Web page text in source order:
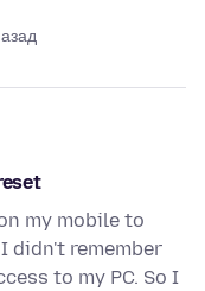
my mobile to
didn't remember
to my PC. So I